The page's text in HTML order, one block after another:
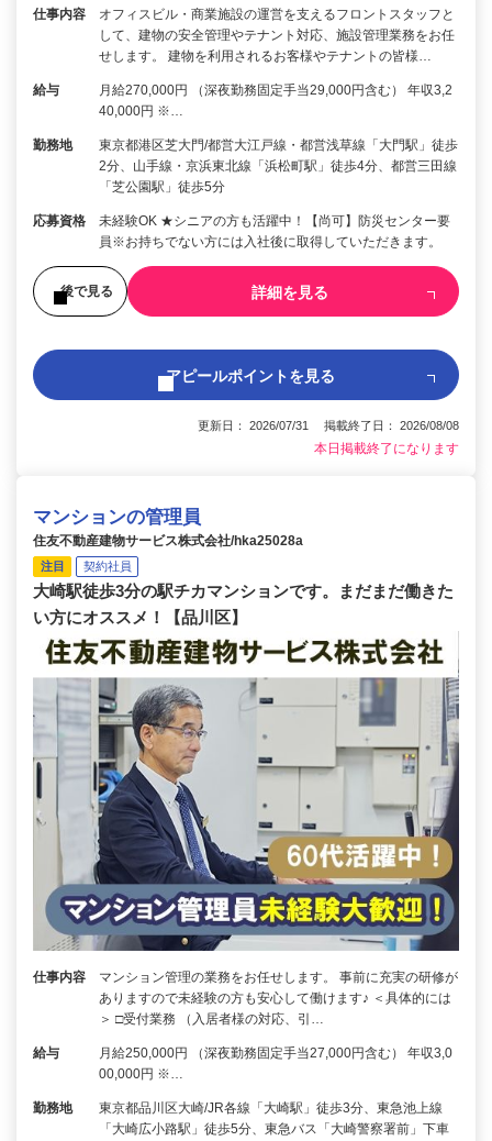
仕事内容
オフィスビル・商業施設の運営を支えるフロントスタッフと
して、建物の安全管理やテナント対応、施設管理業務をお任
せします。 建物を利用されるお客様やテナントの皆様…
給与
月給270,000円 （深夜勤務固定手当29,000円含む） 年収3,2
40,000円 ※…
勤務地
東京都港区芝大門/都営大江戸線・都営浅草線「大門駅」徒歩
2分、山手線・京浜東北線「浜松町駅」徒歩4分、都営三田線
「芝公園駅」徒歩5分
応募資格
未経験OK ★シニアの方も活躍中！【尚可】防災センター要
員※お持ちでない方には入社後に取得していただきます。
後で見る 詳細を見る
アピールポイントを見る
更新日： 2026/07/31 掲載終了日： 2026/08/08
本日掲載終了になります
マンションの管理員
住友不動産建物サービス株式会社/hka25028a
注目 契約社員
大崎駅徒歩3分の駅チカマンションです。まだまだ働きた
い方にオススメ！【品川区】
仕事内容
マンション管理の業務をお任せします。 事前に充実の研修が
ありますので未経験の方も安心して働けます♪ ＜具体的には
＞ □受付業務 （入居者様の対応、引…
給与
月給250,000円 （深夜勤務固定手当27,000円含む） 年収3,0
00,000円 ※…
勤務地
東京都品川区大崎/JR各線「大崎駅」徒歩3分、東急池上線
「大崎広小路駅」徒歩5分、東急バス「大崎警察署前」下車